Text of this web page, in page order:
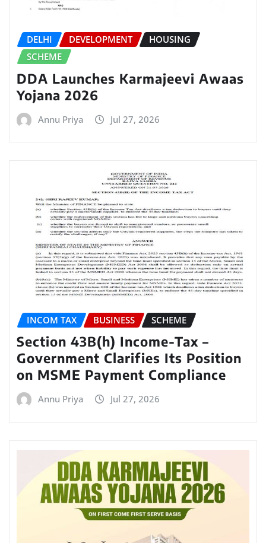
DELHI DEVELOPMENT
HOUSING
SCHEME
DDA Launches Karmajeevi Awaas
Yojana 2026
Annu Priya Jul 27, 2026
INCOM TAX BUSINESS SCHEME
Section 43B(h) Income-Tax –
Government Clarifies Its Position
on MSME Payment Compliance
Annu Priya Jul 27, 2026